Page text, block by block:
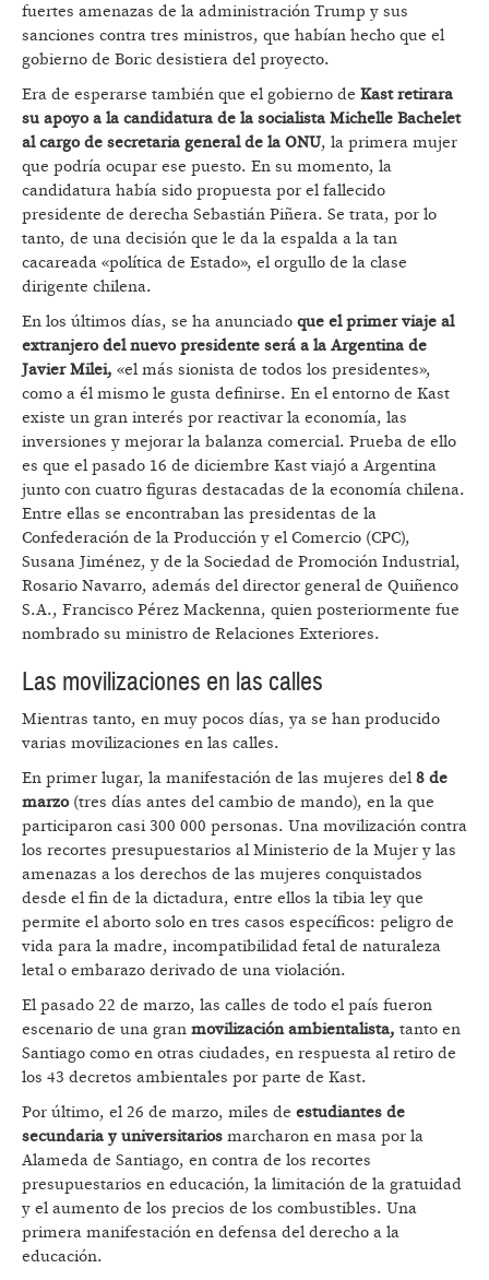
fuertes amenazas de la administración Trump y sus
sanciones contra tres ministros, que habían hecho que el
gobierno de Boric desistiera del proyecto.
Era de esperarse también que el gobierno de Kast retirara
su apoyo a la candidatura de la socialista Michelle Bachelet
al cargo de secretaria general de la ONU, la primera mujer
que podría ocupar ese puesto. En su momento, la
candidatura había sido propuesta por el fallecido
presidente de derecha Sebastián Piñera. Se trata, por lo
tanto, de una decisión que le da la espalda a la tan
cacareada «política de Estado», el orgullo de la clase
dirigente chilena.
En los últimos días, se ha anunciado que el primer viaje al
extranjero del nuevo presidente será a la Argentina de
Javier Milei, «el más sionista de todos los presidentes»,
como a él mismo le gusta definirse. En el entorno de Kast
existe un gran interés por reactivar la economía, las
inversiones y mejorar la balanza comercial. Prueba de ello
es que el pasado 16 de diciembre Kast viajó a Argentina
junto con cuatro figuras destacadas de la economía chilena.
Entre ellas se encontraban las presidentas de la
Confederación de la Producción y el Comercio (CPC),
Susana Jiménez, y de la Sociedad de Promoción Industrial,
Rosario Navarro, además del director general de Quiñenco
S.A., Francisco Pérez Mackenna, quien posteriormente fue
nombrado su ministro de Relaciones Exteriores.
Las movilizaciones en las calles
Mientras tanto, en muy pocos días, ya se han producido
varias movilizaciones en las calles.
En primer lugar, la manifestación de las mujeres del 8 de
marzo(tres días antes del cambio de mando), en la que
participaron casi 300 000 personas. Una movilización contra
los recortes presupuestarios al Ministerio de la Mujer y las
amenazas a los derechos de las mujeres conquistados
desde el fin de la dictadura, entre ellos la tibia ley que
permite el aborto solo en tres casos específicos: peligro de
vida para la madre, incompatibilidad fetal de naturaleza
letal o embarazo derivado de una violación.
El pasado 22 de marzo, las calles de todo el país fueron
escenario de una gran movilización ambientalista, tanto en
Santiago como en otras ciudades, en respuesta al retiro de
los 43 decretos ambientales por parte de Kast.
Por último, el 26 de marzo, miles de estudiantes de
secundaria y universitarios marcharon en masa por la
Alameda de Santiago, en contra de los recortes
presupuestarios en educación, la limitación de la gratuidad
y el aumento de los precios de los combustibles. Una
primera manifestación en defensa del derecho a la
educación.